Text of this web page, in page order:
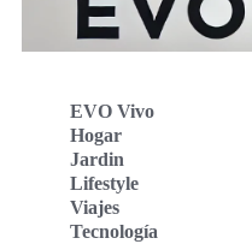
EVO Vivo
Hogar
Jardin
Lifestyle
Viajes
Tecnología